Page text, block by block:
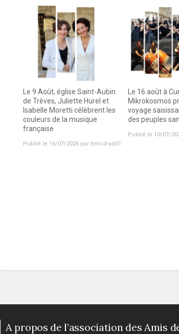
Le 9 Août, église Saint-Aubin
de Trèves, Juliette Hurel et
Isabelle Moretti célèbrent les
couleurs de la musique
française
Publié le 16/07/2026 par hmcd-ad51
Le 16 août à
Mikrokosmos
voyage
des peuples
Publié le 10/07/
A propos de l’association des Amis